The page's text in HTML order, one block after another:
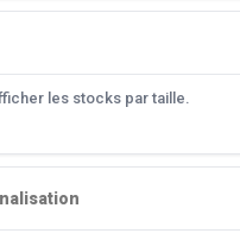
les stocks par taille.